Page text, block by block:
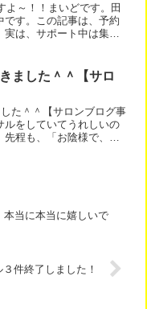
～！！まいどです。田
す。この記事は、予約
は、サポート中は集中
ました＾＾【サロ
た＾＾【サロンブログ事
ルをしていてうれしいの
先程も、「お陰様で、週
当に本当に嬉しいで
件終了しました！